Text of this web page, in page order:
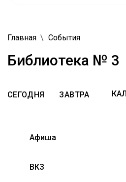
Главная События
Библиотека № 3
СЕГОДНЯ ЗАВТРА
Афиша
ВКЗ